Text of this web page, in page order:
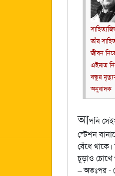
তাঁর
জীবন
এইমাত্র
বন্ধুর
অনুবাদক
আপনি
স্টেশন
বেঁধে
চূড়াও চোখে
– অতঃপর -